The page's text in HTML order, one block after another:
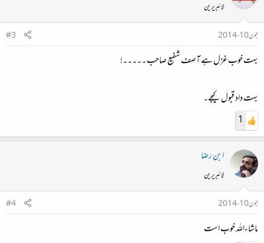
لائبریرین
جون 10، 2014
#3
بہت خوب غزل ہے آصف شفیع صاحب ۔۔۔۔۔!
بہت داد قبول کیجے۔
1
ابن رضا
لائبریرین
جون 10، 2014
#4
ماشاءالله خوب است